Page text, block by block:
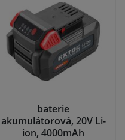
baterie
akumulátorová, 20V Li-
ion, 4000mAh